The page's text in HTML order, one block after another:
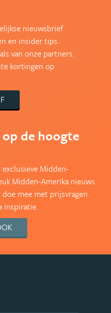
nieuwsbrief
en insider tips.
van onze partners.
kortingen op
de hoogte
Midden-
Midden-Amerika nieuws.
mee met prijsvragen.
inspiratie.